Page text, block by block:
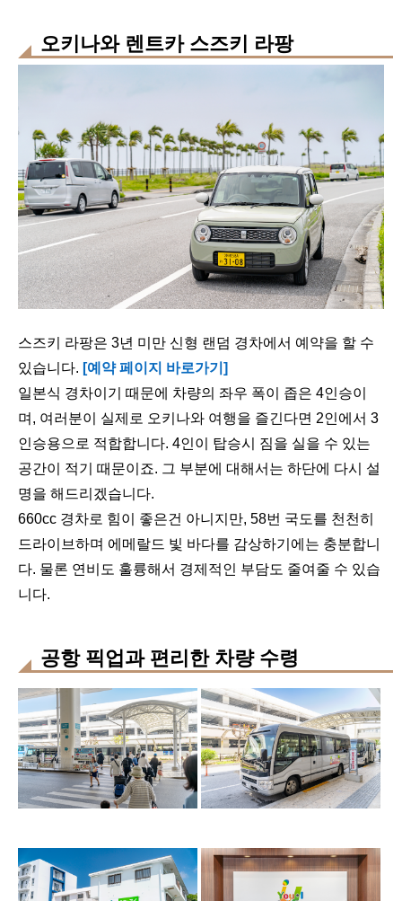
오키나와 렌트카 스즈키 라팡
스즈키 라팡은 3년 미만 신형 랜덤 경차에서 예약을 할 수
있습니다. [예약 페이지 바로가기]
일본식 경차이기 때문에 차량의 좌우 폭이 좁은 4인승이
며, 여러분이 실제로 오키나와 여행을 즐긴다면 2인에서 3
인승용으로 적합합니다. 4인이 탑승시 짐을 실을 수 있는
공간이 적기 때문이죠. 그 부분에 대해서는 하단에 다시 설
명을 해드리겠습니다.
660cc 경차로 힘이 좋은건 아니지만, 58번 국도를 천천히
드라이브하며 에메랄드 빛 바다를 감상하기에는 충분합니
다. 물론 연비도 훌륭해서 경제적인 부담도 줄여줄 수 있습
니다.
공항 픽업과 편리한 차량 수령